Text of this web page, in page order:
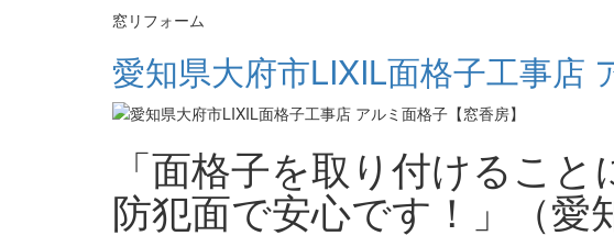
窓リフォーム
愛知県大府市LIXIL面格子工事店
「面格子を取り付けるこ
防犯面で安心です！」（愛